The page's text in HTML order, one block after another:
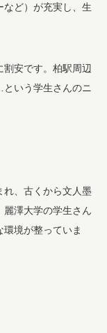
ど）が充実し、生
安です。柏駅周辺
いう学生さんのニ
れ、古くから文人墨
澤大学の学生さん
境が整っていま